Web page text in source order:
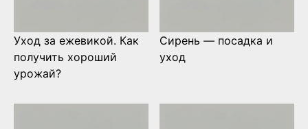
Уход за ежевикой. Как
получить хороший
урожай?
Сирень — посадка и
уход